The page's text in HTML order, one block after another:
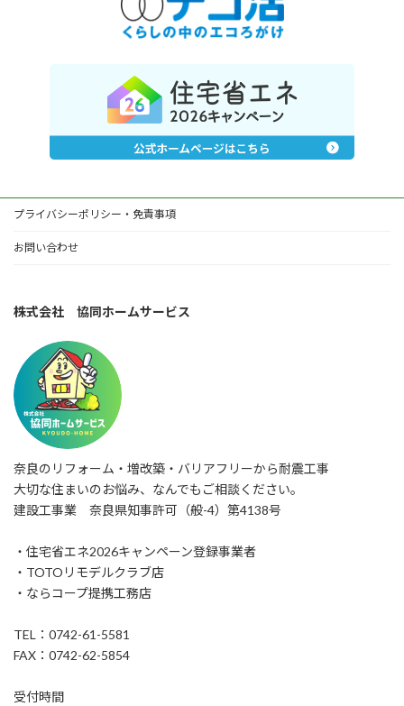
プライバシーポリシー・免責事項
お問い合わせ
株式会社 協同ホームサービス
奈良のリフォーム・増改築・バリアフリーから耐震工事
大切な住まいのお悩み、なんでもご相談ください。
建設工事業 奈良県知事許可（般-4）第4138号
・住宅省エネ2026キャンペーン登録事業者
・TOTOリモデルクラブ店
・ならコープ提携工務店
TEL：0742-61-5581
FAX：0742-62-5854
受付時間